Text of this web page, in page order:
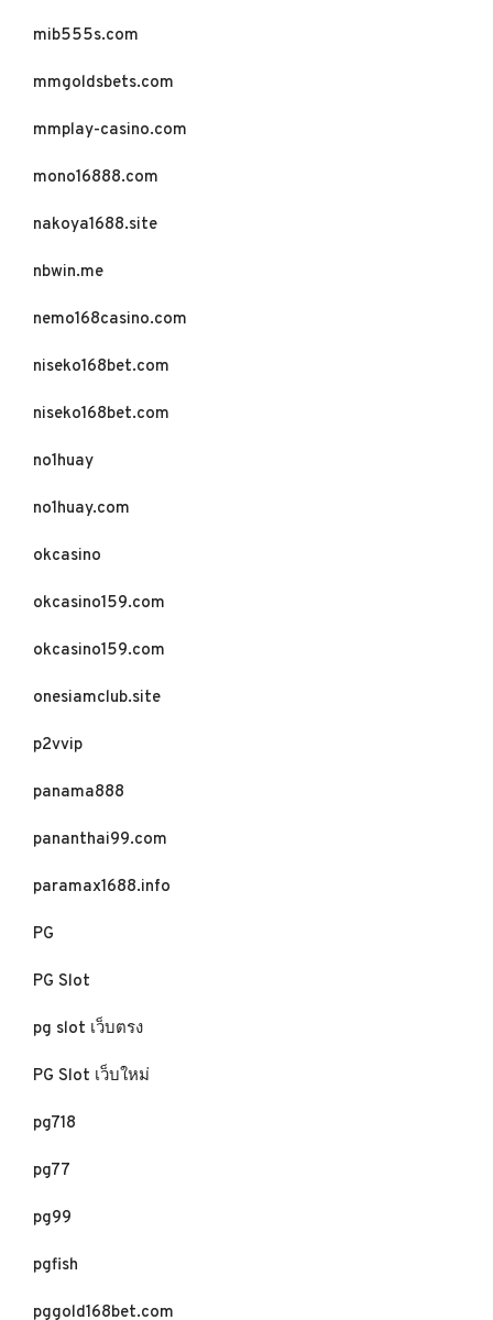
mib555s.com
mmgoldsbets.com
mmplay-casino.com
mono16888.com
nakoya1688.site
nbwin.me
nemo168casino.com
niseko168bet.com
niseko168bet.com
no1huay
no1huay.com
okcasino
okcasino159.com
okcasino159.com
onesiamclub.site
p2vvip
panama888
pananthai99.com
paramax1688.info
PG
PG Slot
pg slot เว็บตรง
PG Slot เว็บใหม่
pg718
pg77
pg99
pgfish
pggold168bet.com